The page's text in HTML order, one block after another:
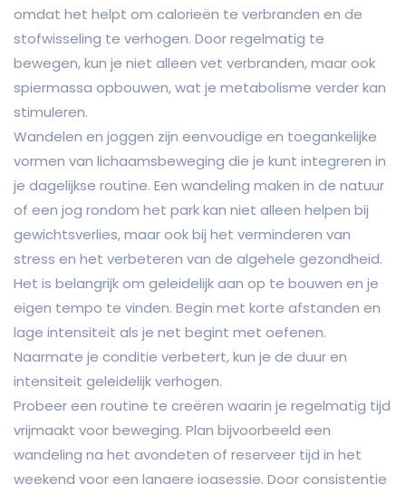
omdat het helpt om calorieën te verbranden en de
stofwisseling te verhogen. Door regelmatig te
bewegen, kun je niet alleen vet verbranden, maar ook
spiermassa opbouwen, wat je metabolisme verder kan
stimuleren.
Wandelen en joggen zijn eenvoudige en toegankelijke
vormen van lichaamsbeweging die je kunt integreren in
je dagelijkse routine. Een wandeling maken in de natuur
of een jog rondom het park kan niet alleen helpen bij
gewichtsverlies, maar ook bij het verminderen van
stress en het verbeteren van de algehele gezondheid.
Het is belangrijk om geleidelijk aan op te bouwen en je
eigen tempo te vinden. Begin met korte afstanden en
lage intensiteit als je net begint met oefenen.
Naarmate je conditie verbetert, kun je de duur en
intensiteit geleidelijk verhogen.
Probeer een routine te creëren waarin je regelmatig tijd
vrijmaakt voor beweging. Plan bijvoorbeeld een
wandeling na het avondeten of reserveer tijd in het
weekend voor een langere jogsessie. Door consistentie